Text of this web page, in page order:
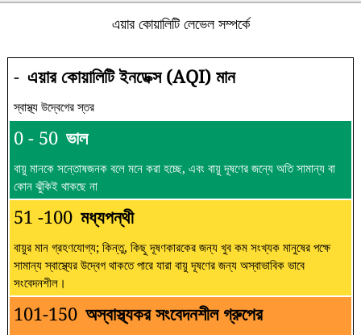
এয়ার কোয়ালিটি লেভেল সম্পর্কে
- এয়ার কোয়ালিটি ইনডেক্স (AQI) মান
স্বাস্থ্য উদ্বেগের স্তর
0 - 50 ভাল
বায়ু মানকে সন্তোষজনক বলে মনে করা হচ্ছে, এবং বায়ু দূষণের জন্যে অতি সামান্য বা
কোন ঝুঁকিই থাকছে না
51 -100 মধ্যপন্থী
বায়ুর মান গ্রহণযোগ্য; কিন্তু, কিছু দূষণকারকের জন্য খুব কম সংখ্যক মানুষের পক্ষে
সামান্য স্বাস্থ্যের উদ্বেগ থাকতে পারে যারা বায়ু দূষণের জন্য অস্বাভাবিক ভাবে
সংবেদনশীল।
101-150 অস্বাস্থ্যকর সংবেদনশীল গ্রুপের